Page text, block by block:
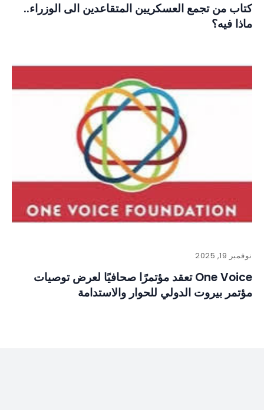
كتاب من تجمع العسكريين المتقاعدين الى الوزراء..
ماذا فيه؟
نوفمبر 19, 2025
One Voice تعقد مؤتمرًا صحافيًا لعرض توصيات
مؤتمر بيروت الدولي للحوار والاستدامة